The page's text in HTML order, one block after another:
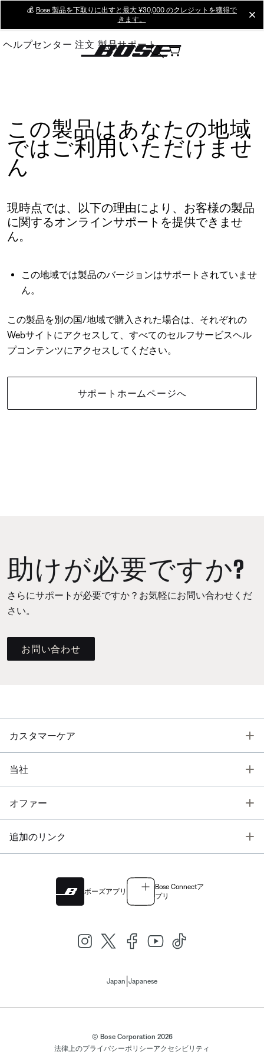
Main
💰 Bose 製品を下取りに出すと最大 ¥30,000 のクレジットを獲得で
きます。
ヘルプセンター 注文 製品サポート
この製品はあなたの地域
ではご利用いただけませ
ん
現時点では、以下の理由により、お客様の製品
に関するオンラインサポートを提供できませ
ん。
この地域では製品のバージョンはサポートされていませ
ん。
この製品を別の国/地域で購入された場合は、それぞれの
Webサイトにアクセスして、すべてのセルフサービスヘル
プコンテンツにアクセスしてください。
サポートホームページへ
助けが必要ですか?
さらにサポートが必要ですか？お気軽にお問い合わせくだ
さい。
お問い合わせ
カスタマーケア
当社
オファー
追加のリンク
ボーズアプリ
Bose Connectア
プリ
Japan Japanese
© Bose Corporation 2026
法律上のプライバシーポリシーアクセシビリティ